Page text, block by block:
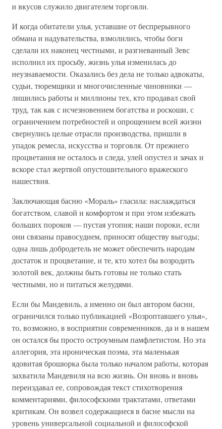
и вкусов служило двигателем торговли.
И когда обитатели улья, уставшие от беспрерывного
обмана и надувательства, взмолились, чтобы боги
сделали их наконец честными, и разгневанный Зевс
исполнил их просьбу, жизнь улья изменилась до
неузнаваемости. Оказались без дела не только адвокаты,
судьи, тюремщики и многочисленные чиновники —
лишились работы и миллионы тех, кто продавал свой
труд, так как с исчезновением богатства и роскоши, с
ограничением потребностей и опрощением всей жизни
свернулись целые отрасли производства, пришли в
упадок ремесла, искусства и торговля. От прежнего
процветания не осталось и следа, улей опустел и зачах и
вскоре стал жертвой опустошительного вражеского
нашествия.
Заключающая басню «Мораль» гласила: наслаждаться
богатством, славой и комфортом и при этом избежать
больших пороков — пустая утопия; наши пороки, если
они связаны правосудием, приносят обществу выгоды;
одна лишь добродетель не может обеспечить народам
достаток и процветание, и те, кто хотел бы возродить
золотой век, должны быть готовы не только стать
честными, но и питаться желудями.
Если бы Мандевиль, а именно он был автором басни,
ограничился только публикацией «Возроптавшего улья»,
то, возможно, в восприятии современников, да и в нашем
он остался бы просто остроумным памфлетистом. Но эта
аллегория, эта ироническая поэма, эта маленькая
ядовитая брошюрка была только началом работы, которая
захватила Мандевиля на всю жизнь. Он вновь и вновь
переиздавал ее, сопровождая текст стихотворения
комментариями, философскими трактатами, ответами
критикам. Он возвел содержащиеся в басне мысли на
уровень универсальной социальной и философской